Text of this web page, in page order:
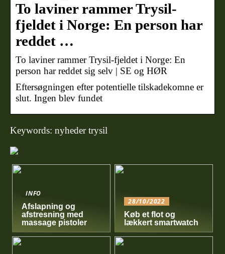
To laviner rammer Trysil-
fjeldet i Norge: En person har
reddet …
To laviner rammer Trysil-fjeldet i Norge: En
person har reddet sig selv | SE og HØR
Eftersøgningen efter potentielle tilskadekomne er
slut. Ingen blev fundet
Keywords: nyheder trysil
INFO
Afslapning og
afstresning med
massage pistoler
28/10/2022
Køb et flot og
lækkert smartwatch